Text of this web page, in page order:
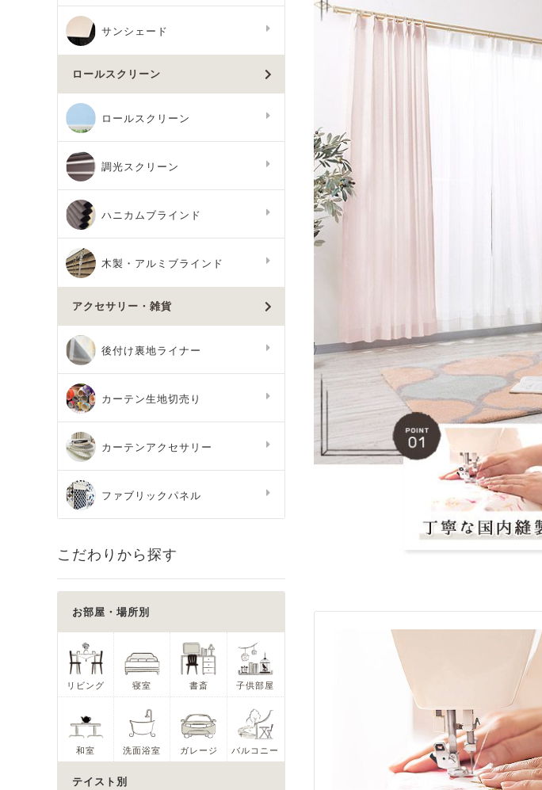
サンシェード
ロールスクリーン
ロールスクリーン
調光スクリーン
ハニカムブラインド
木製・アルミブラインド
アクセサリー・雑貨
後付け裏地ライナー
カーテン生地切売り
カーテンアクセサリー
ファブリックパネル
こだわりから探す
お部屋・場所別
リビング 寝室 書斎 子供部屋
和室 洗面浴室 ガレージ バルコニー
テイスト別